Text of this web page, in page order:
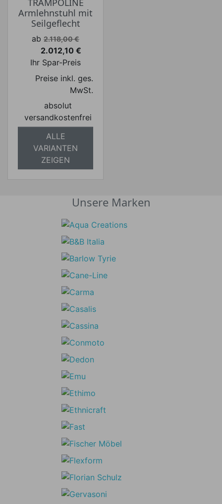
TRAMPOLINE
Armlehnstuhl mit
Seilgeflecht
Verkaufspreis
ab 2.118,00 €
Preis
2.012,10 €
Ihr Spar-Preis
Preise inkl. ges.
MwSt.
absolut
versandkostenfrei
ALLE
VARIANTEN
ZEIGEN
Unsere Marken